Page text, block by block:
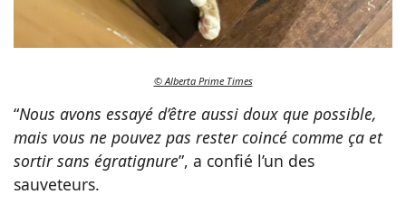
© Alberta Prime Times
“Nous avons essayé d’être aussi doux que possible,
mais vous ne pouvez pas rester coincé comme ça et
sortir sans égratignure”, a confié l’un des
sauveteurs.